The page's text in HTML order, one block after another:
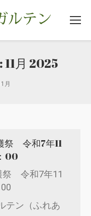
11月 2025
月
祭 令和7年11
00
祭 令和7年11
テン（ふれあ